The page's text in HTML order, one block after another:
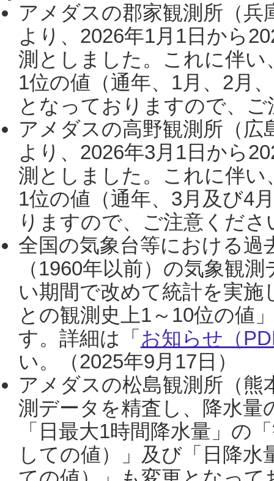
アメダスの郡家観測所（
より、2026年1月1日から
測としました。これに伴い
1位の値（通年、1月、2月
となっておりますので、
アメダスの高野観測所（
より、2026年3月1日から
測としました。これに伴い
1位の値（通年、3月及び4
りますので、ご注意くだ
全国の気象台等における過
（1960年以前）の気象観
い期間で改めて統計を実
との観測史上1～10位の値
す。詳細は「 お知らせ（
い。（2025年9月17日）
アメダスの松島観測所（熊
測データを精査し、降水
「日最大1時間降水量」の
しての値）」及び「日降